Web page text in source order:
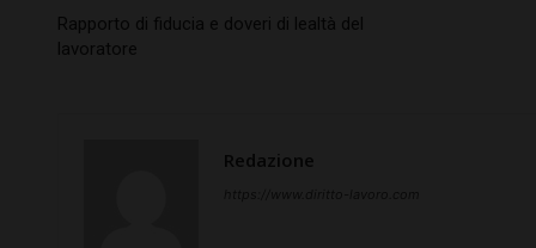
Rapporto di fiducia e doveri di lealtà del
lavoratore
Redazione